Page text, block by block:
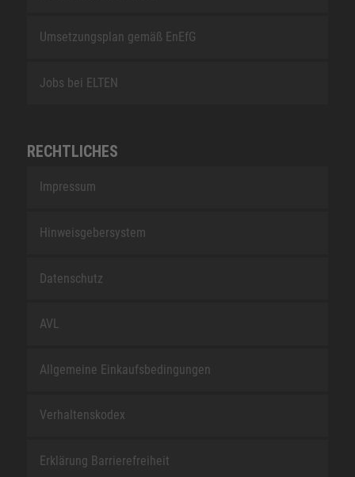
Umsetzungsplan gemäß EnEfG
Jobs bei ELTEN
RECHTLICHES
Impressum
Hinweisgebersystem
Datenschutz
AVL
Allgemeine Einkaufsbedingungen
Verhaltenskodex
Erklärung Barrierefreiheit